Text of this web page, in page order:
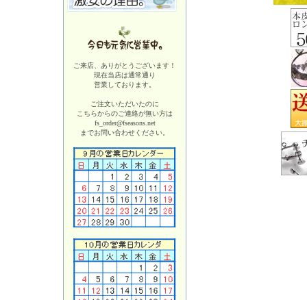
ご来店、ありがとうございます！
現在当店は通常通り
営業しております。
ご注文いただいたのに
こちらからのご連絡が無い方は
fs_order@fseasons.net
までお問い合わせください。